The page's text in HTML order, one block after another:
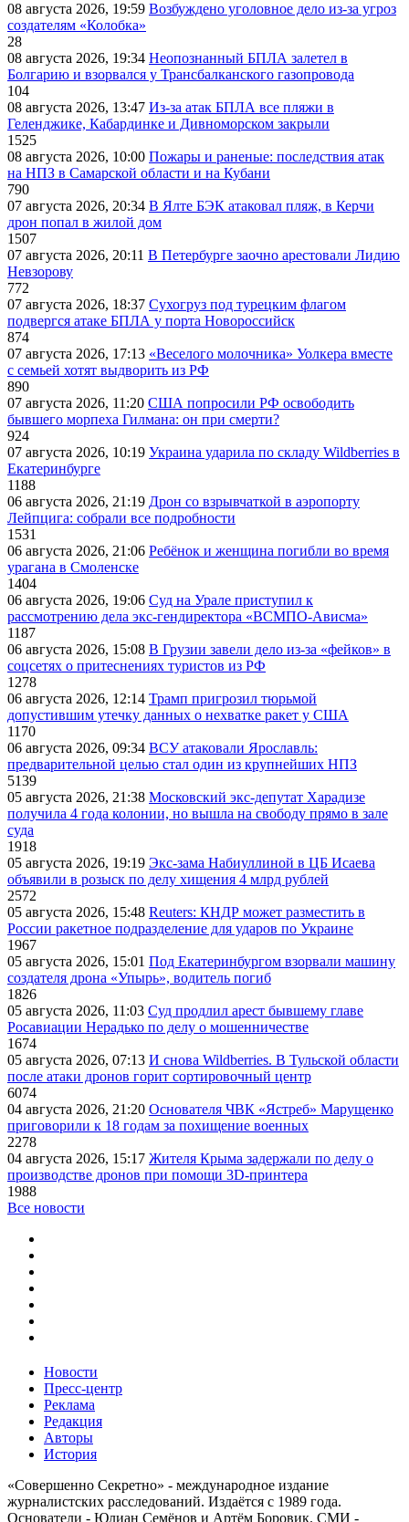
08 августа 2026, 19:59 Возбуждено уголовное дело из-за угроз
создателям «Колобка»
28
08 августа 2026, 19:34 Неопознанный БПЛА залетел в
Болгарию и взорвался у Трансбалканского газопровода
104
08 августа 2026, 13:47 Из-за атак БПЛА все пляжи в
Геленджике, Кабардинке и Дивноморском закрыли
1525
08 августа 2026, 10:00 Пожары и раненые: последствия атак
на НПЗ в Самарской области и на Кубани
790
07 августа 2026, 20:34 В Ялте БЭК атаковал пляж, в Керчи
дрон попал в жилой дом
1507
07 августа 2026, 20:11 В Петербурге заочно арестовали Лидию
Невзорову
772
07 августа 2026, 18:37 Сухогруз под турецким флагом
подвергся атаке БПЛА у порта Новороссийск
874
07 августа 2026, 17:13 «Веселого молочника» Уолкера вместе
с семьей хотят выдворить из РФ
890
07 августа 2026, 11:20 США попросили РФ освободить
бывшего морпеха Гилмана: он при смерти?
924
07 августа 2026, 10:19 Украина ударила по складу Wildberries в
Екатеринбурге
1188
06 августа 2026, 21:19 Дрон со взрывчаткой в аэропорту
Лейпцига: собрали все подробности
1531
06 августа 2026, 21:06 Ребёнок и женщина погибли во время
урагана в Смоленске
1404
06 августа 2026, 19:06 Суд на Урале приступил к
рассмотрению дела экс-гендиректора «ВСМПО-Ависма»
1187
06 августа 2026, 15:08 В Грузии завели дело из-за «фейков» в
соцсетях о притеснениях туристов из РФ
1278
06 августа 2026, 12:14 Трамп пригрозил тюрьмой
допустившим утечку данных о нехватке ракет у США
1170
06 августа 2026, 09:34 ВСУ атаковали Ярославль:
предварительной целью стал один из крупнейших НПЗ
5139
05 августа 2026, 21:38 Московский экс-депутат Харадизе
получила 4 года колонии, но вышла на свободу прямо в зале
суда
1918
05 августа 2026, 19:19 Экс-зама Набиуллиной в ЦБ Исаева
объявили в розыск по делу хищения 4 млрд рублей
2572
05 августа 2026, 15:48 Reuters: КНДР может разместить в
России ракетное подразделение для ударов по Украине
1967
05 августа 2026, 15:01 Под Екатеринбургом взорвали машину
создателя дрона «Упырь», водитель погиб
1826
05 августа 2026, 11:03 Суд продлил арест бывшему главе
Росавиации Нерадько по делу о мошенничестве
1674
05 августа 2026, 07:13 И снова Wildberries. В Тульской области
после атаки дронов горит сортировочный центр
6074
04 августа 2026, 21:20 Основателя ЧВК «Ястреб» Марущенко
приговорили к 18 годам за похищение военных
2278
04 августа 2026, 15:17 Жителя Крыма задержали по делу о
производстве дронов при помощи 3D‑принтера
1988
Все новости
Новости
Пресс-центр
Реклама
Редакция
Авторы
История
«Совершенно Секретно» - международное издание
журналистских расследований. Издаётся с 1989 года.
Основатели - Юлиан Семёнов и Артём Боровик. CМИ -